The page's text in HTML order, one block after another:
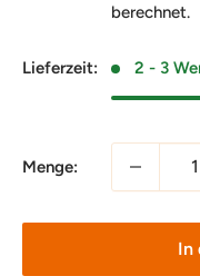
berechnet.
Lieferzeit: 2 - 3
Menge:
In